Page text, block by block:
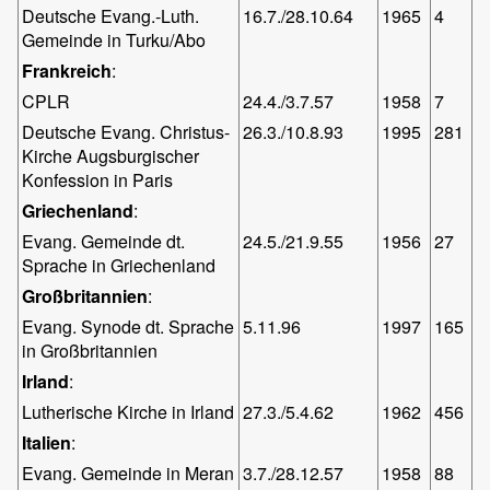
Deutsche Evang.-Luth.
Gemeinde in Turku/Abo
16.7./28.10.64 1965 4
Frankreich:
CPLR
24.4./3.7.57 1958 7
Deutsche Evang. Christus-
Kirche Augsburgischer
Konfession in Paris
26.3./10.8.93 1995 281
Griechenland:
Evang. Gemeinde dt.
Sprache in Griechenland
24.5./21.9.55 1956 27
Großbritannien:
Evang. Synode dt. Sprache
in Großbritannien
5.11.96 1997 165
Irland:
Lutherische Kirche in Irland 27.3./5.4.62 1962 456
Italien:
Evang. Gemeinde in Meran 3.7./28.12.57 1958 88